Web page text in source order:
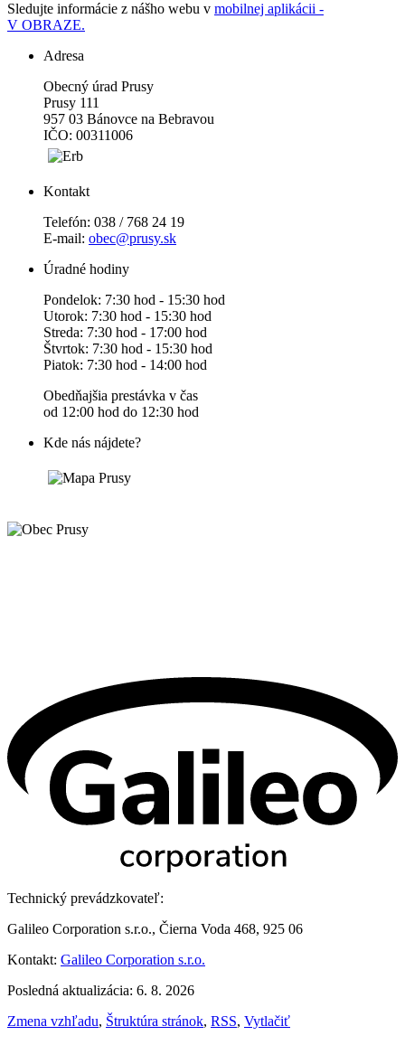
Sledujte informácie z nášho webu v mobilnej aplikácii -
V OBRAZE.
Adresa
Obecný úrad Prusy
Prusy 111
957 03 Bánovce na Bebravou
IČO: 00311006
Kontakt
Telefón: 038 / 768 24 19
E-mail: obec@prusy.sk
Úradné hodiny
Pondelok: 7:30 hod - 15:30 hod
Utorok: 7:30 hod - 15:30 hod
Streda: 7:30 hod - 17:00 hod
Štvrtok: 7:30 hod - 15:30 hod
Piatok: 7:30 hod - 14:00 hod
Obedňajšia prestávka v čas
od 12:00 hod do 12:30 hod
Kde nás nájdete?
Technický prevádzkovateľ:
Galileo Corporation s.r.o., Čierna Voda 468, 925 06
Kontakt: Galileo Corporation s.r.o.
Posledná aktualizácia: 6. 8. 2026
Zmena vzhľadu, Štruktúra stránok, RSS, Vytlačiť